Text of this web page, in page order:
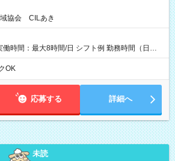
域協会 CILあき
働時間：最大8時間/日 シフト例 勤務時間（日
時 （実働時間8時間 待機休憩2時間）（日勤1回
万円）
OK
応募する 詳細へ
未読